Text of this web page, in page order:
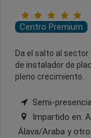
Centro Premium
Da el salto al
de instalador de
pleno crecimiento.
Semi-
Impartido en:
Álava/Araba y